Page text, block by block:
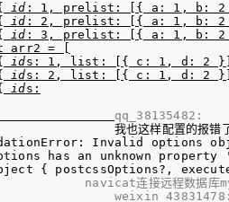
{
id : 1, prelist: [{ a: 1, b:
{
id : 2, prelist: [{ a: 1, b:
{
id : 3, prelist: [{ a: 1, b:
arr2 = [
{
ids: 1, list: [{ c: 1, d: 2
{
ids: 2, list: [{ c: 1, d: 2
{
ids:
qq_38135482:
我也这样配置
Invalid options
has an unknown
{ postcssOptions?,
navicat连接远程数据库